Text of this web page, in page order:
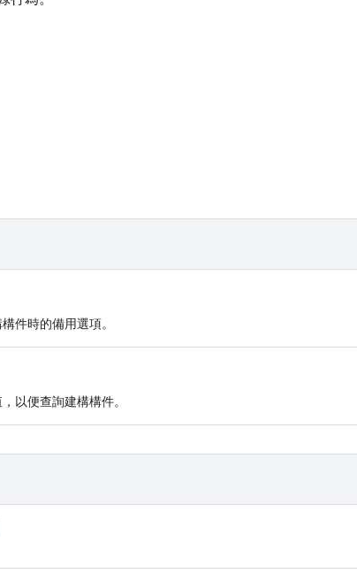
件時的備用選項。
以便查詢建構構件。